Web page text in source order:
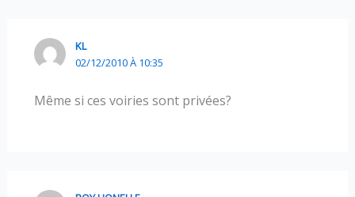
KL
02/12/2010 À 10:35
Même si ces voiries sont privées?